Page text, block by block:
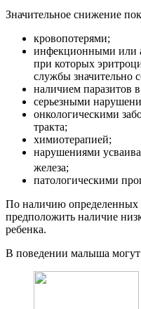
Значительное снижение
кровопотерями;
инфекционными или
при которых
службы значительно
наличием паразитов
серьезными
онкологическими
тракта;
химиотерапией;
нарушениями
железа;
патологическими
По наличию определенных
предположить наличие
ребенка.
В поведении малыша могут